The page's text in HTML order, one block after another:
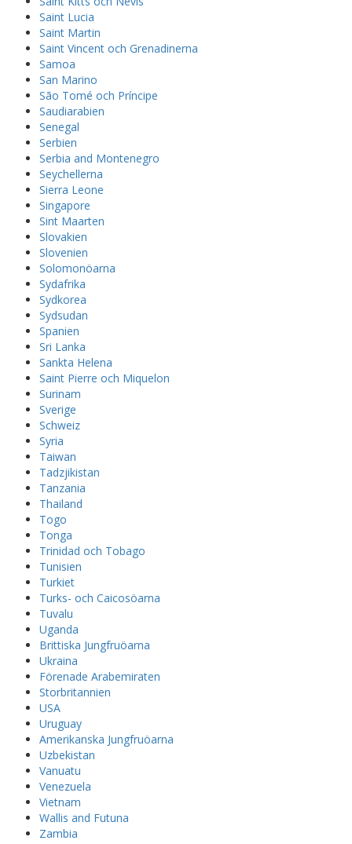
Saint Lucia
Saint Martin
Saint Vincent och Grenadinerna
Samoa
San Marino
São Tomé och Príncipe
Saudiarabien
Senegal
Serbien
Serbia and Montenegro
Seychellerna
Sierra Leone
Singapore
Sint Maarten
Slovakien
Slovenien
Solomonöarna
Sydafrika
Sydkorea
Sydsudan
Spanien
Sri Lanka
Sankta Helena
Saint Pierre och Miquelon
Surinam
Sverige
Schweiz
Syria
Taiwan
Tadzjikistan
Tanzania
Thailand
Togo
Tonga
Trinidad och Tobago
Tunisien
Turkiet
Turks- och Caicosöarna
Tuvalu
Uganda
Brittiska Jungfruöarna
Ukraina
Förenade Arabemiraten
Storbritannien
USA
Uruguay
Amerikanska Jungfruöarna
Uzbekistan
Vanuatu
Venezuela
Vietnam
Wallis and Futuna
Zambia